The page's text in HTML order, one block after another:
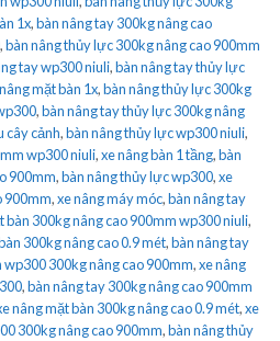
1x,bàn nâng tay 300kg nâng cao
,bàn nâng thủy lực 300kg nâng cao 900mm
tay wp300 niuli,bàn nâng tay thủy lực
mặt bàn 1x,bàn nâng thủy lực 300kg
,bàn nâng tay thủy lực 300kg nâng
cây cảnh,bàn nâng thủy lực wp300 niuli,
wp300 niuli,xe nâng bàn 1 tầng,bàn
900mm,bàn nâng thủy lực wp300,xe
900mm,xe nâng máy móc,bàn nâng tay
bàn 300kg nâng cao 900mm wp300 niuli,
300kg nâng cao 0.9 mét,bàn nâng tay
wp300 300kg nâng cao 900mm,xe nâng
,bàn nâng tay 300kg nâng cao 900mm
nâng mặt bàn 300kg nâng cao 0.9 mét,xe
300kg nâng cao 900mm,bàn nâng thủy